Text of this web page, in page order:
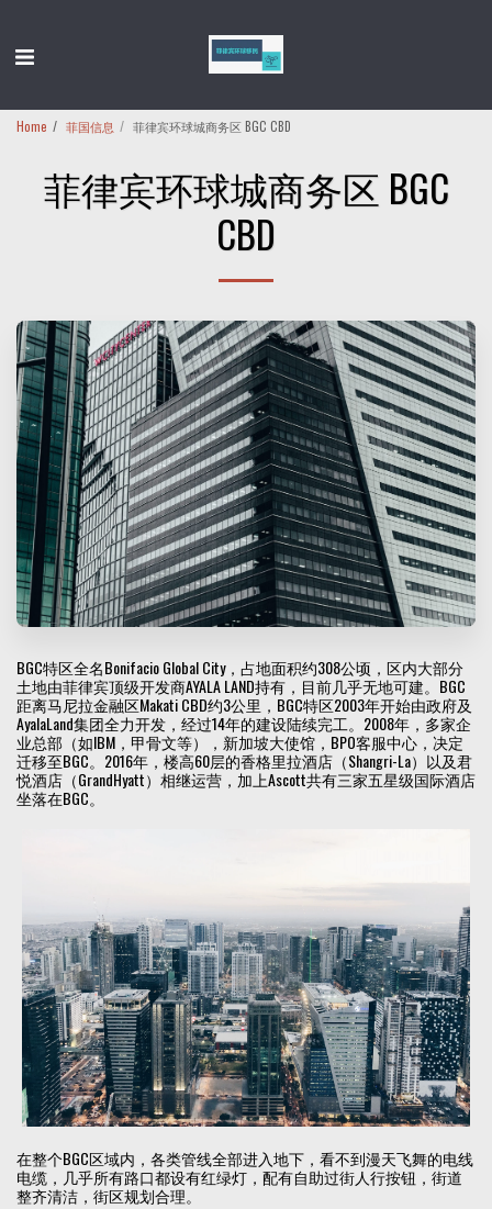
Home 菲国信息 菲律宾环球城商务区 BGC CBD
菲律宾环球城商务区 BGC
CBD
BGC特区全名Bonifacio Global City，占地面积约308公顷，区内大部分
土地由菲律宾顶级开发商AYALA LAND持有，目前几乎无地可建。BGC
距离马尼拉金融区Makati CBD约3公里，BGC特区2003年开始由政府及
AyalaLand集团全力开发，经过14年的建设陆续完工。2008年，多家企
业总部（如IBM，甲骨文等），新加坡大使馆，BPO客服中心，决定
迁移至BGC。2016年，楼高60层的香格里拉酒店（Shangri-La）以及君
悦酒店（GrandHyatt）相继运营，加上Ascott共有三家五星级国际酒店
坐落在BGC。
在整个BGC区域内，各类管线全部进入地下，看不到漫天飞舞的电线
电缆，几乎所有路口都设有红绿灯，配有自助过街人行按钮，街道
整齐清洁，街区规划合理。